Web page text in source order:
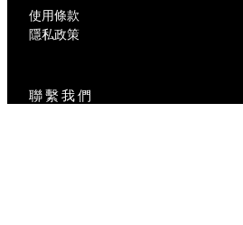
使用條款
隱私政策
聯繫我們